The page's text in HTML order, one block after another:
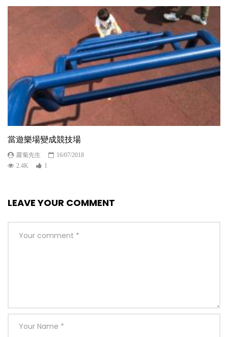
當遊樂場變成競技場
蘿蔔先生
16/07/2018
2.4K
1
LEAVE YOUR COMMENT